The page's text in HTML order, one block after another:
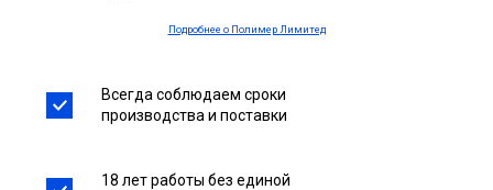
Подробнее о Полимер Лимитед
Всегда соблюдаем сроки
производства и поставки
18 лет работы без единой